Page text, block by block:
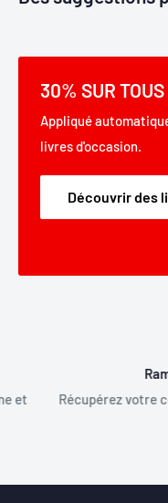
30% SUR
Appliqué
livres d'occasion.
Découvrir des
Récupérez votre